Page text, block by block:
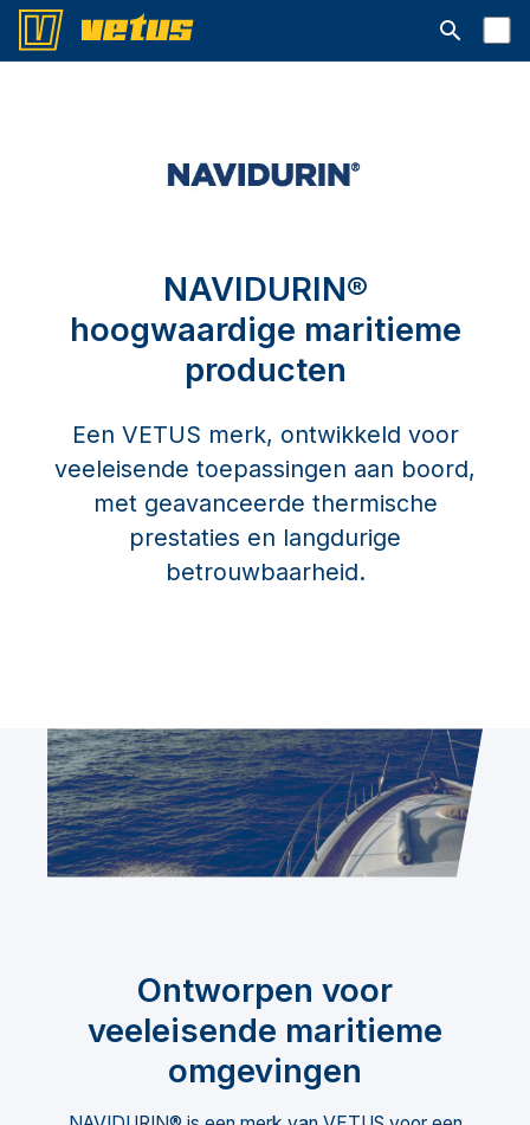
Open
NAVIDURIN®
hoogwaardige maritieme
producten
Een VETUS merk, ontwikkeld voor
veeleisende toepassingen aan boord,
met geavanceerde thermische
prestaties en langdurige
betrouwbaarheid.
Ontworpen voor
veeleisende maritieme
omgevingen